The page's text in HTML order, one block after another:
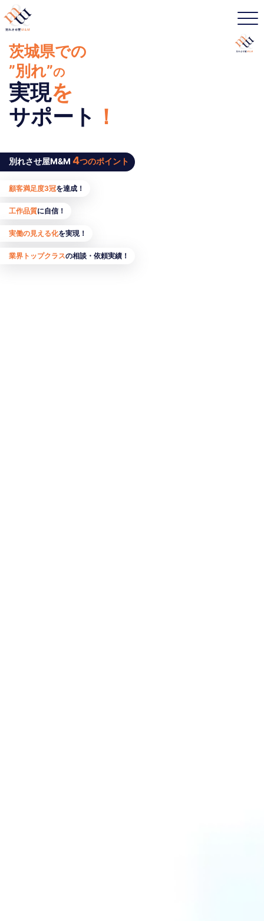
茨城県での
”別れ”の
実現を
サポート ！
別れさせ屋M&M 4つのポイント
顧客満足度3冠を達成！
工作品質に自信！
実働の見える化を実現！
業界トップクラスの相談・依頼実績！